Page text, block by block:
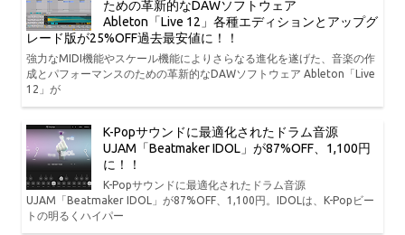
ための革新的なDAWソフトウェア
Ableton「Live 12」各種エディションとアップグ
レード版が25%OFF過去最安値に！！
強力なMIDI機能やスケール機能によりさらなる進化を遂げた、音楽の作
成とパフォーマンスのための革新的なDAWソフトウェア Ableton「Live
12」が
K-Popサウンドに最適化されたドラム音源
UJAM「Beatmaker IDOL」が87%OFF、1,100円
に！！
K-Popサウンドに最適化されたドラム音源
UJAM「Beatmaker IDOL」が87%OFF、1,100円。IDOLは、K-Popビー
トの明るくハイパー